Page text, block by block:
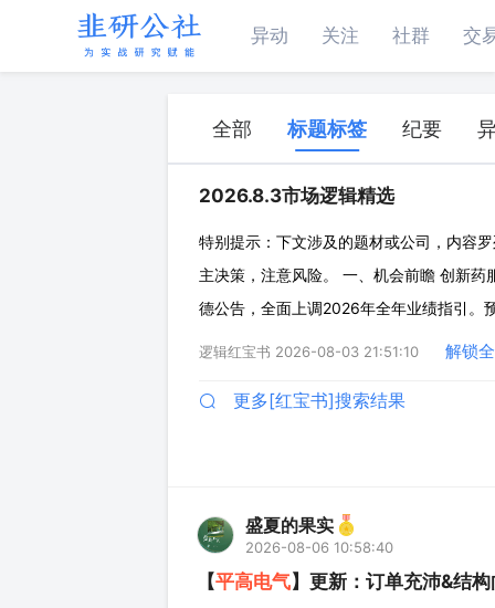
异动 关注 社群 交
全部 标题标签 纪要
2026.8.3市场逻辑精选
特别提示：下文涉及的题材或公司，内容
主决策，注意风险。 一、机会前瞻 创新
德公告，全面上调2026年全年业绩指引
续经营业务收入同比增速由18%-22%上调
逻辑红宝书 2026-08-03 21:51:10 解锁
更多[红宝书]搜索结果
盛夏的果实
2026-08-06 10:58:40
【平高电气】更新：订单充沛&结